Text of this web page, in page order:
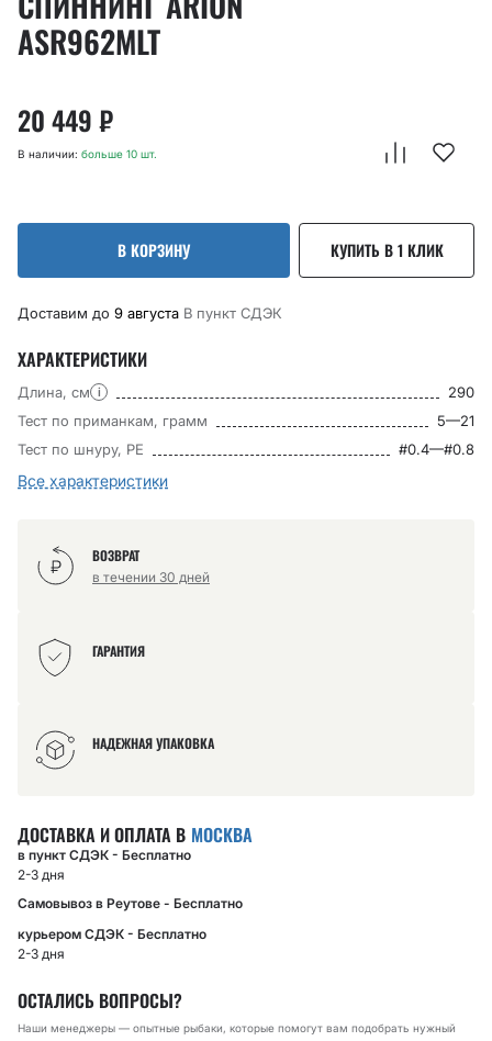
ASR962MLT
20 449₽
В наличии: больше 10 шт.
В КОРЗИНУ КУПИТЬ В 1 КЛИК
Доставим до 9 августа В пункт CДЭК
ХАРАКТЕРИСТИКИ
Длина, см i
290
Тест по приманкам, грамм
5—21
Тест по шнуру, РЕ
#0.4—#0.8
Все характеристики
ВОЗВРАТ
в течении 30 дней
ГАРАНТИЯ
НАДЕЖНАЯ УПАКОВКА
ДОСТАВКА И ОПЛАТА В МОСКВА
в пункт СДЭК - Бесплатно
2-3 дня
Самовывоз в Реутове - Бесплатно
курьером СДЭК - Бесплатно
2-3 дня
ОСТАЛИСЬ ВОПРОСЫ?
Наши менеджеры — опытные рыбаки, которые помогут вам подобрать нужный